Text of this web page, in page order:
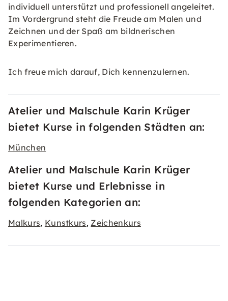
individuell unterstützt und professionell angeleitet.
Im Vordergrund steht die Freude am Malen und
Zeichnen und der Spaß am bildnerischen
Experimentieren.
Ich freue mich darauf, Dich kennenzulernen.
Atelier und Malschule Karin Krüger
bietet Kurse in folgenden Städten an:
München
Atelier und Malschule Karin Krüger
bietet Kurse und Erlebnisse in
folgenden Kategorien an:
Malkurs, Kunstkurs, Zeichenkurs